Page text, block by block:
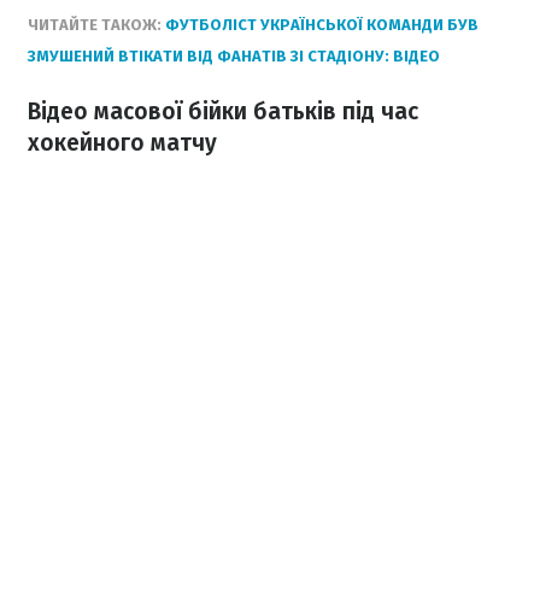
ЧИТАЙТЕ ТАКОЖ: ФУТБОЛІСТ УКРАЇНСЬКОЇ КОМАНДИ БУВ
ЗМУШЕНИЙ ВТІКАТИ ВІД ФАНАТІВ ЗІ СТАДІОНУ: ВІДЕО
Відео масової бійки батьків під час
хокейного матчу